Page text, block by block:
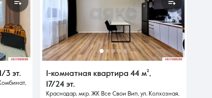
1/3 эт. 1-комнатная квартира 44 м²,
17/24 эт.
Краснодар, мкр. ЖК Все Свои Вип, ул. Колхозная,